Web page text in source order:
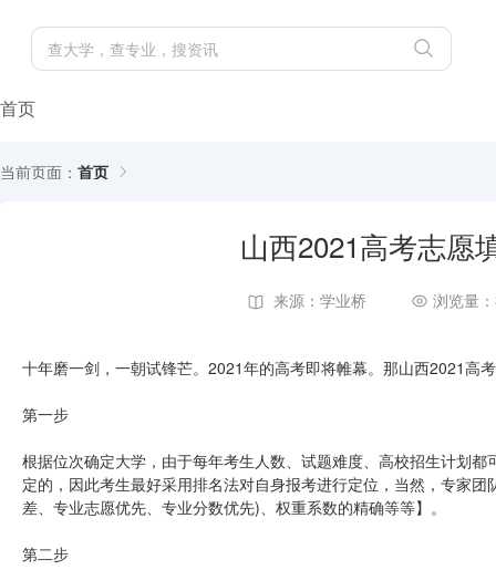
首页
当前页面： 首页
山西2021高考志愿
来源：学业桥 浏览量
十年磨一剑，一朝试锋芒。2021年的高考即将帷幕。那山西2021高
第一步
根据位次确定大学，由于每年考生人数、试题难度、高校招生计划
定的，因此考生最好采用排名法对自身报考进行定位，当然，专家
差、专业志愿优先、专业分数优先)、权重系数的精确等等】。
第二步